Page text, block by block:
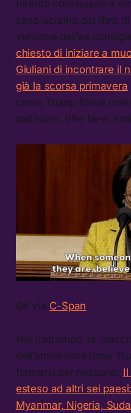
Intanto continuano a
caso ucraino dal libro
versione dell’ex
chiesto di iniziare a
Giuliani di incontrare il
già la scorsa primavera
come Trump fosse
dall’inizio. (the New
Gif via C-Span
Nel frattempo, la
dell’amministrazione
fermarsi per nessuno. Il
esteso ad altri sei
Myanmar, Nigeria,